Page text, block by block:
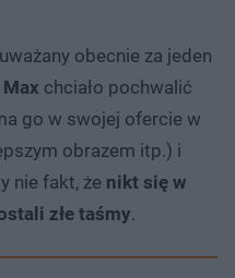
obecnie za jeden
Max chciało pochwalić
go w swojej ofercie w
obrazem itp.) i
nie fakt, że nikt się w
złe taśmy.